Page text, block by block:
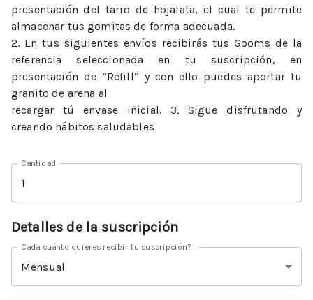
presentación del tarro de hojalata, el cual te permite
almacenar tus gomitas de forma adecuada.
2. En tus siguientes envíos recibirás tus Gooms de la
referencia seleccionada en tu suscripción, en
presentación de “Refill” y con ello puedes aportar tu
granito de arena al
recargar tú envase inicial. 3. Sigue disfrutando y
creando hábitos saludables
Cantidad
Detalles de la suscripción
Cada cuánto quieres recibir tu suscripción?
Mensual